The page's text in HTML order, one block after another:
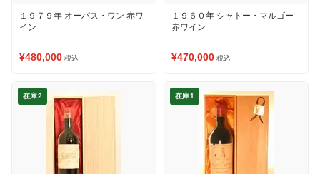
１９７９年 オーパス・ワン 赤ワ
イン
¥480,000 税込
１９６０年 シャトー・マルゴー
赤ワイン
¥470,000 税込
在庫2 在庫1